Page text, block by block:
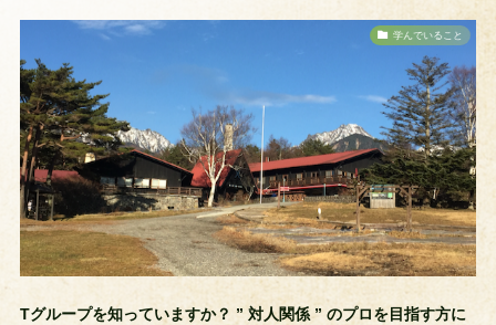
学んでいること
Tグループを知っていますか？ ” 対人関係 ” のプロを目指す方に